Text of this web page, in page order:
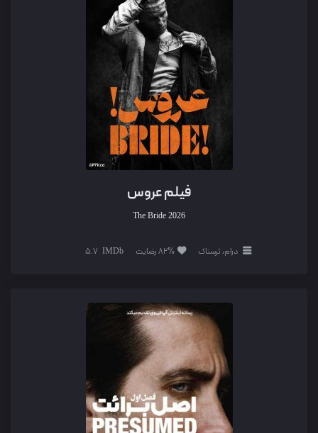
فیلم عروس
The Bride 2026
درام، ترسناک 82% رضایت 5.7